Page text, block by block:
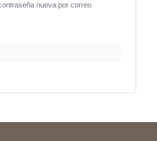
nueva por correo